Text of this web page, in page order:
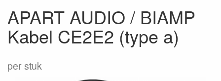
APART AUDIO / BIAMP
Kabel CE2E2 (type a)
per stuk